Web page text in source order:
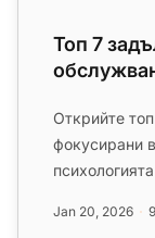
Топ 7
Открийте
фокусирани
Jan 20, 2026